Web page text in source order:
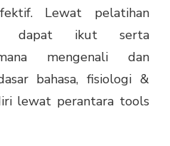
Lewat pelatihan
dapat ikut serta
mengenali dan
bahasa, fisiologi &
lewat perantara tools